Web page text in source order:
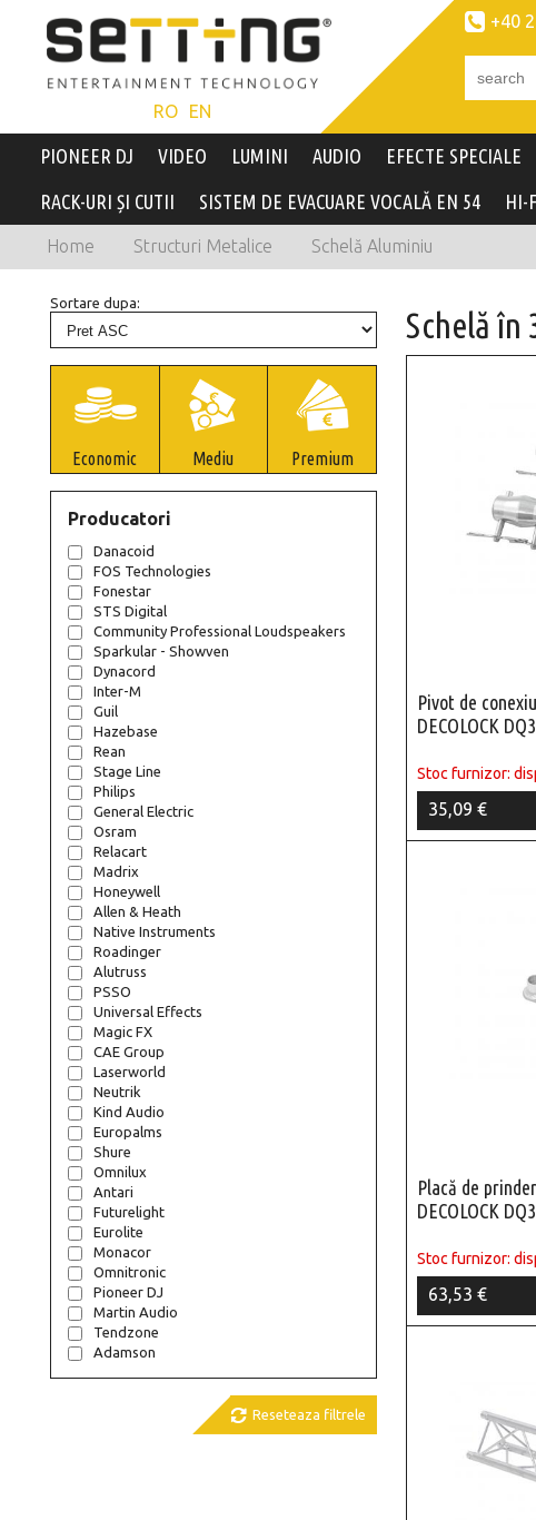
RO EN
 +40
PIONEER DJ VIDEO LUMINI AUDIO EFECTE SPECIALE
RACK-URI ȘI CUTII SISTEM DE EVACUARE VOCALĂ EN 54 HI-
Home Structuri Metalice Schelă Aluminiu
Sortare dupa:
Economic Mediu Premium
Producatori
Danacoid
FOS Technologies
Fonestar
STS Digital
Community Professional Loudspeakers
Sparkular - Showven
Dynacord
Inter-M
Guil
Hazebase
Rean
Stage Line
Philips
General Electric
Osram
Relacart
Madrix
Honeywell
Allen & Heath
Native Instruments
Roadinger
Alutruss
PSSO
Universal Effects
Magic FX
CAE Group
Laserworld
Neutrik
Kind Audio
Europalms
Shure
Omnilux
Antari
Futurelight
Eurolite
Monacor
Omnitronic
Pioneer DJ
Martin Audio
Tendzone
Adamson
 Reseteaza filtrele
Schelă în
Pivot de
DECOLOCK
Stoc furnizor:
35,09 €
Placă de
DECOLOCK
Stoc furnizor:
63,53 €